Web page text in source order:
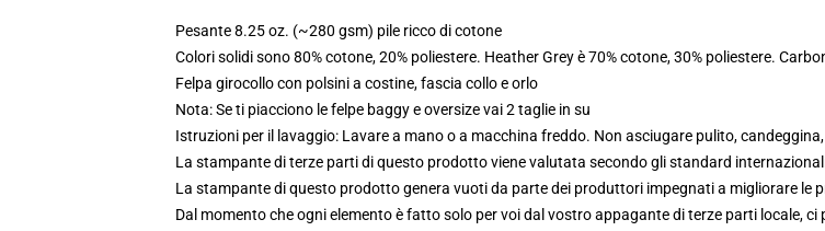
Pesante 8.25 oz. (~280 gsm) pile ricco di cotone
Colori solidi sono 80% cotone, 20% poliestere. Heather Grey è 70% cotone, 30% poliestere.
Felpa girocollo con polsini a costine, fascia collo e orlo
Nota: Se ti piacciono le felpe baggy e oversize vai 2 taglie in su
Istruzioni per il lavaggio: Lavare a mano o a macchina freddo. Non asciugare pulito,
La stampante di terze parti di questo prodotto viene valutata secondo gli standard
La stampante di questo prodotto genera vuoti da parte dei produttori impegnati a migliorare le
Dal momento che ogni elemento è fatto solo per voi dal vostro appagante di terze parti locale,